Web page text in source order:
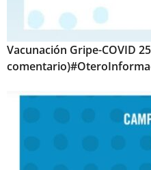
Vacunación Gripe-COVID